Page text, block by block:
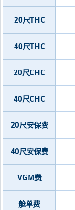
20尺THC
40尺THC
20尺CHC
40尺CHC
20尺安保费
40尺安保费
VGM费
舱单费